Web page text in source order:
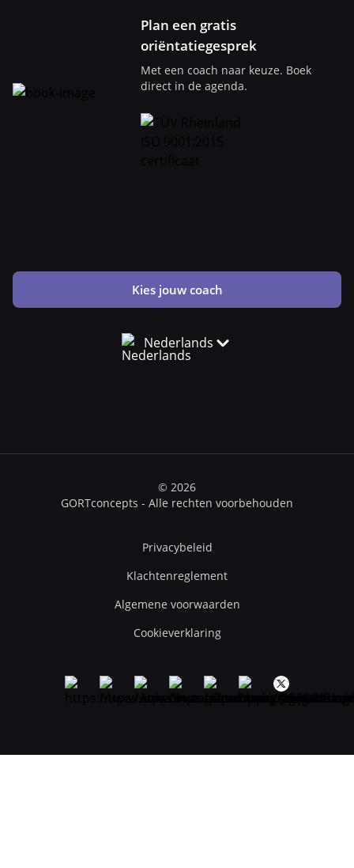
Plan een gratis
oriëntatiegesprek
Met een coach naar keuze. Boek
direct in de agenda.
Kies jouw coach
Nederlands
© 2026
GORTconcepts - Alle rechten voorbehouden
Privacybeleid
Klachtenreglement
Algemene voorwaarden
Cookieverklaring